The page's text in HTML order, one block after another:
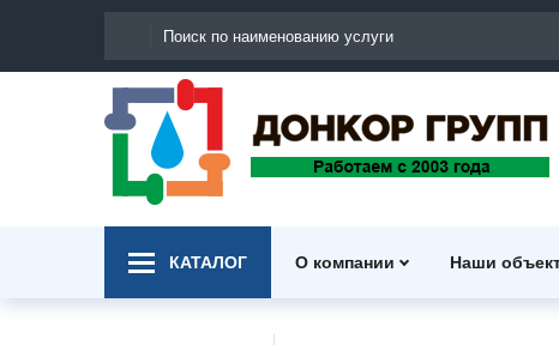
КАТАЛОГ О компании Наши